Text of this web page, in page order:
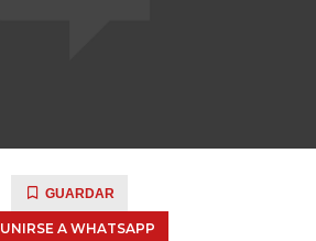
GUARDAR
UNIRSE A WHATSAPP